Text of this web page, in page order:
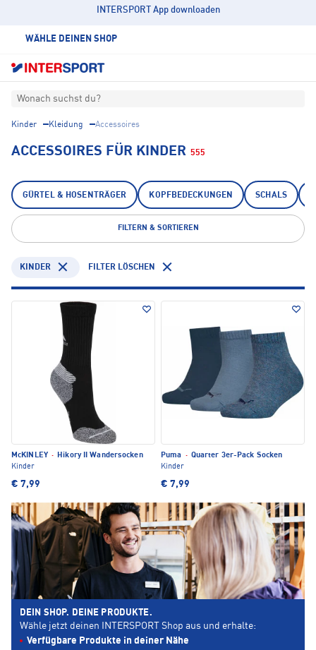
INTERSPORT App downloaden
WÄHLE DEINEN SHOP
Wonach suchst du?
Kinder Kleidung Accessoires
ACCESSOIRES FÜR KINDER 555
GÜRTEL & HOSENTRÄGER KOPFBEDECKUNGEN SCHALS
FILTERN & SORTIEREN
KINDER FILTER LÖSCHEN
McKINLEY ·
Hikory II Wandersocken
Kinder
€ 7,99
Puma · Quarter 3er-Pack Socken
Kinder
€ 7,99
DEIN SHOP. DEINE PRODUKTE.
Wähle jetzt deinen INTERSPORT Shop aus und erhalte:
Verfügbare Produkte in deiner Nähe